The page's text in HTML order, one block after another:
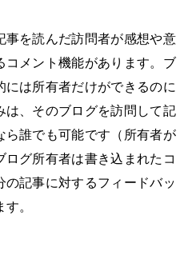
事を読んだ訪問者が感想や意
コメント機能があります。ブ
には所有者だけができるのに
は、そのブログを訪問して記
ら誰でも可能です（所有者が
グ所有者は書き込まれたコ
の記事に対するフィードバッ
。